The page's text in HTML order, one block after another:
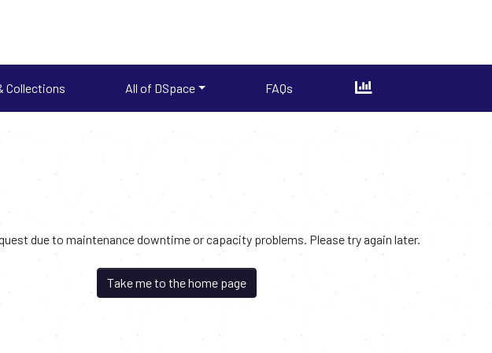
Collections All of DSpace FAQs
due to maintenance downtime or capacity problems. Please try again later.
Take me to the home page